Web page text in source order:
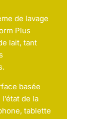
de lavage
Plus
lait, tant
basée
de la
tablette